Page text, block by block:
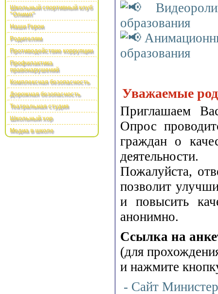
Школьный спортивный клуб
"Олимп"
Наши Герои
Родителям
Противодействие коррупции
Профилактика
правонарушений
Комплексная безопасность
Дорожная безопасность
Театральная студия
Школьный хор
Медиа в школе
образования
образования
Уважаемые
Приглашаем
Опрос
граждан о
деятельности.
Пожалуйста,
позволит
и повысить
анонимно.
Ссылка на
(для
и нажмите
- Сайт